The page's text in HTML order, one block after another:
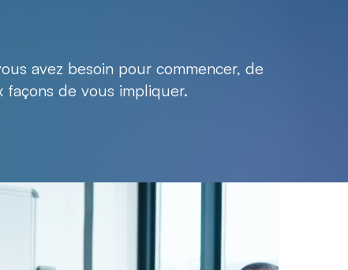
avez besoin pour commencer, de
façons de vous impliquer.